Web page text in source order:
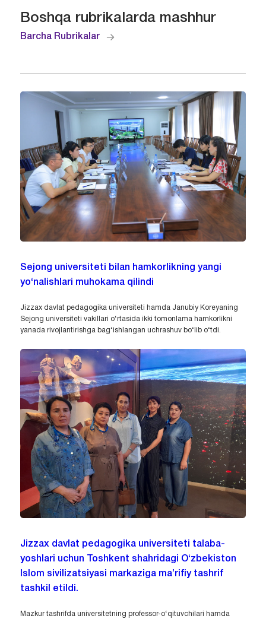
Boshqa rubrikalarda mashhur
Barcha Rubrikalar
Sejong universiteti bilan hamkorlikning yangi
yo‘nalishlari muhokama qilindi
Jizzax davlat pedagogika universiteti hamda Janubiy Koreyaning
Sejong universiteti vakillari o‘rtasida ikki tomonlama hamkorlikni
yanada rivojlantirishga bag‘ishlangan uchrashuv bo‘lib o‘tdi.
Jizzax davlat pedagogika universiteti talaba-
yoshlari uchun Toshkent shahridagi O‘zbekiston
Islom sivilizatsiyasi markaziga ma’rifiy tashrif
tashkil etildi.
Mazkur tashrifda universitetning professor-o‘qituvchilari hamda